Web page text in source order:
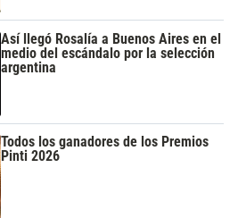
Así llegó Rosalía a Buenos Aires en el
medio del escándalo por la selección
argentina
Todos los ganadores de los Premios
Pinti 2026